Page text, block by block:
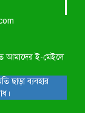
আমাদের ই-মেইলে
ছাড়া ব্যবহার